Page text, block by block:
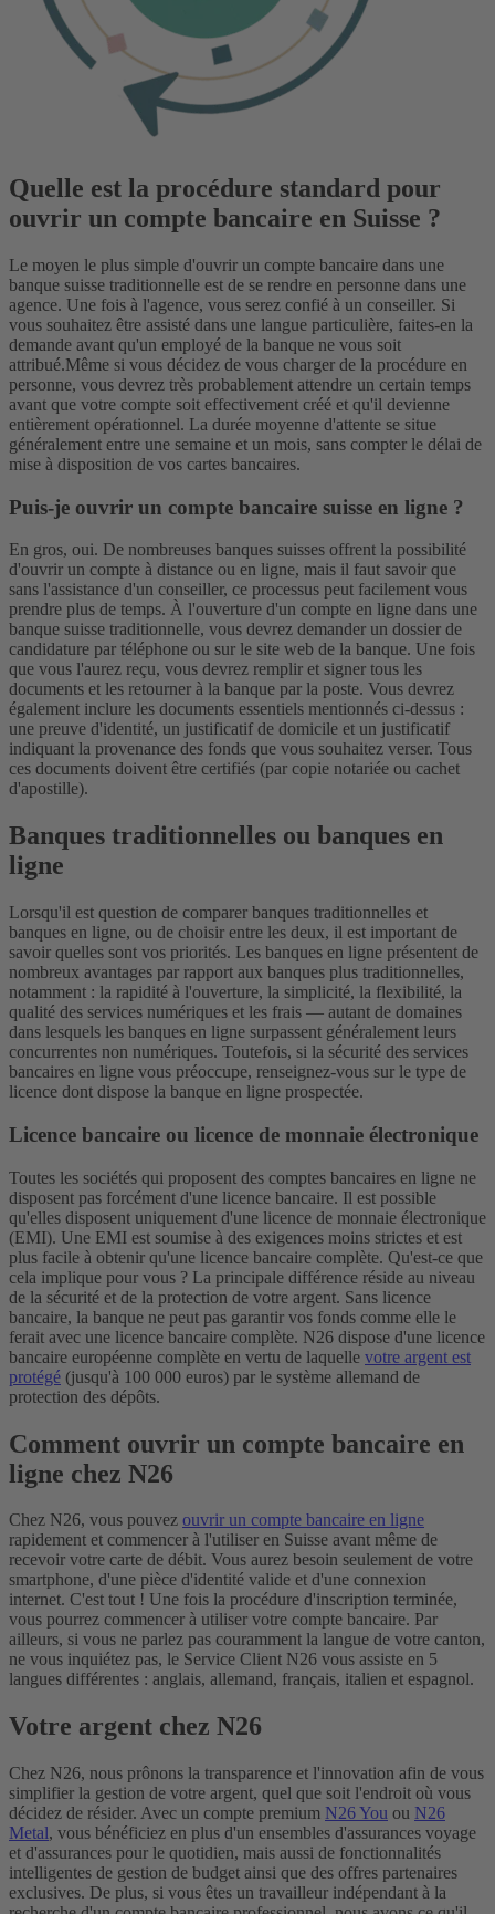
Quelle est la procédure standard pour
ouvrir un compte bancaire en Suisse ?
Le moyen le plus simple d'ouvrir un compte bancaire dans une
banque suisse traditionnelle est de se rendre en personne dans une
agence. Une fois à l'agence, vous serez confié à un conseiller. Si
vous souhaitez être assisté dans une langue particulière, faites-en la
demande avant qu'un employé de la banque ne vous soit
attribué.Même si vous décidez de vous charger de la procédure en
personne, vous devrez très probablement attendre un certain temps
avant que votre compte soit effectivement créé et qu'il devienne
entièrement opérationnel. La durée moyenne d'attente se situe
généralement entre une semaine et un mois, sans compter le délai de
mise à disposition de vos cartes bancaires.
Puis-je ouvrir un compte bancaire suisse en ligne ?
En gros, oui. De nombreuses banques suisses offrent la possibilité
d'ouvrir un compte à distance ou en ligne, mais il faut savoir que
sans l'assistance d'un conseiller, ce processus peut facilement vous
prendre plus de temps. À l'ouverture d'un compte en ligne dans une
banque suisse traditionnelle, vous devrez demander un dossier de
candidature par téléphone ou sur le site web de la banque. Une fois
que vous l'aurez reçu, vous devrez remplir et signer tous les
documents et les retourner à la banque par la poste. Vous devrez
également inclure les documents essentiels mentionnés ci-dessus :
une preuve d'identité, un justificatif de domicile et un justificatif
indiquant la provenance des fonds que vous souhaitez verser. Tous
ces documents doivent être certifiés (par copie notariée ou cachet
d'apostille).
Banques traditionnelles ou banques en
ligne
Lorsqu'il est question de comparer banques traditionnelles et
banques en ligne, ou de choisir entre les deux, il est important de
savoir quelles sont vos priorités. Les banques en ligne présentent de
nombreux avantages par rapport aux banques plus traditionnelles,
notamment : la rapidité à l'ouverture, la simplicité, la flexibilité, la
qualité des services numériques et les frais — autant de domaines
dans lesquels les banques en ligne surpassent généralement leurs
concurrentes non numériques. Toutefois, si la sécurité des services
bancaires en ligne vous préoccupe, renseignez-vous sur le type de
licence dont dispose la banque en ligne prospectée.
Licence bancaire ou licence de monnaie électronique
Toutes les sociétés qui proposent des comptes bancaires en ligne ne
disposent pas forcément d'une licence bancaire. Il est possible
qu'elles disposent uniquement d'une licence de monnaie électronique
(EMI). Une EMI est soumise à des exigences moins strictes et est
plus facile à obtenir qu'une licence bancaire complète. Qu'est-ce que
cela implique pour vous ? La principale différence réside au niveau
de la sécurité et de la protection de votre argent. Sans licence
bancaire, la banque ne peut pas garantir vos fonds comme elle le
ferait avec une licence bancaire complète. N26 dispose d'une licence
bancaire européenne complète en vertu de laquelle votre argent est
protégé (jusqu'à 100 000 euros) par le système allemand de
protection des dépôts.
Comment ouvrir un compte bancaire en
ligne chez N26
Chez N26, vous pouvez ouvrir un compte bancaire en ligne
rapidement et commencer à l'utiliser en Suisse avant même de
recevoir votre carte de débit. Vous aurez besoin seulement de votre
smartphone, d'une pièce d'identité valide et d'une connexion
internet. C'est tout ! Une fois la procédure d'inscription terminée,
vous pourrez commencer à utiliser votre compte bancaire. Par
ailleurs, si vous ne parlez pas couramment la langue de votre canton,
ne vous inquiétez pas, le Service Client N26 vous assiste en 5
langues différentes : anglais, allemand, français, italien et espagnol.
Votre argent chez N26
Chez N26, nous prônons la transparence et l'innovation afin de vous
simplifier la gestion de votre argent, quel que soit l'endroit où vous
décidez de résider. Avec un compte premium N26 You ou N26
Metal, vous bénéficiez en plus d'un ensembles d'assurances voyage
et d'assurances pour le quotidien, mais aussi de fonctionnalités
intelligentes de gestion de budget ainsi que des offres partenaires
exclusives. De plus, si vous êtes un travailleur indépendant à la